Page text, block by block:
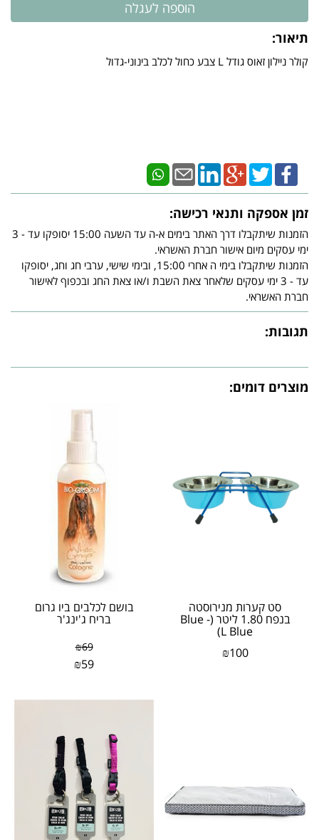
תיאור:
​קולר ניילון זאוס גודל L צבע כחול לכלב בינוני-גדול
זמן אספקה ותנאי רכישה:
הזמנות שיתקבלו דרך האתר בימים א-ה עד השעה 15:00 יסופקו עד - 3
ימי עסקים מיום אישור חברת האשראי.
הזמנות שיתקבלו בימי ה אחרי 15:00, ובימי שישי, ערבי חג וחג, יסופקו
עד - 3 ימי עסקים שלאחר צאת השבת ו/או צאת החג ובכפוף לאישור
חברת האשראי.
תגובות:
מוצרים דומים:
סט קערות מנירוסטה
בנפח 1.80 ליטר (Blue -
L Blue)
₪100
בושם לכלבים ביו גרום
בריח ג'ינג'ר
₪69
₪59